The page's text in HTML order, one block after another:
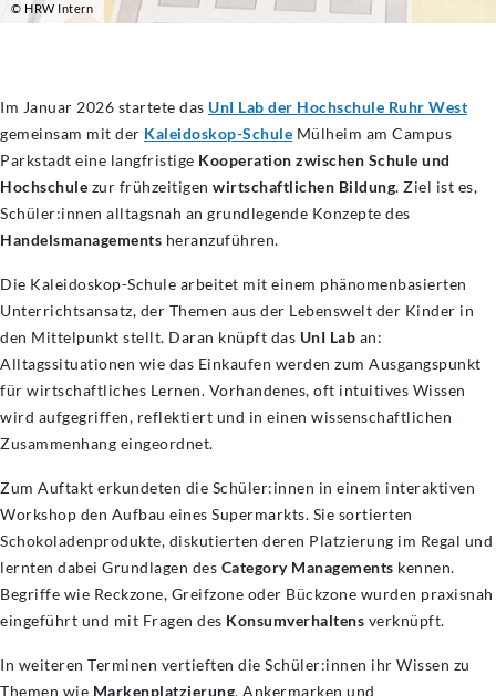
© HRW Intern
Im Januar 2026 startete das UnI Lab der Hochschule Ruhr West
gemeinsam mit der Kaleidoskop-Schule Mülheim am Campus
Parkstadt eine langfristige Kooperation zwischen Schule und
Hochschule zur frühzeitigen wirtschaftlichen Bildung. Ziel ist es,
Schüler:innen alltagsnah an grundlegende Konzepte des
Handelsmanagements heranzuführen.
Die Kaleidoskop-Schule arbeitet mit einem phänomenbasierten
Unterrichtsansatz, der Themen aus der Lebenswelt der Kinder in
den Mittelpunkt stellt. Daran knüpft das UnI Lab an:
Alltagssituationen wie das Einkaufen werden zum Ausgangspunkt
für wirtschaftliches Lernen. Vorhandenes, oft intuitives Wissen
wird aufgegriffen, reflektiert und in einen wissenschaftlichen
Zusammenhang eingeordnet.
Zum Auftakt erkundeten die Schüler:innen in einem interaktiven
Workshop den Aufbau eines Supermarkts. Sie sortierten
Schokoladenprodukte, diskutierten deren Platzierung im Regal und
lernten dabei Grundlagen des Category Managements kennen.
Begriffe wie Reckzone, Greifzone oder Bückzone wurden praxisnah
eingeführt und mit Fragen des Konsumverhaltens verknüpft.
In weiteren Terminen vertieften die Schüler:innen ihr Wissen zu
Themen wie Markenplatzierung, Ankermarken und